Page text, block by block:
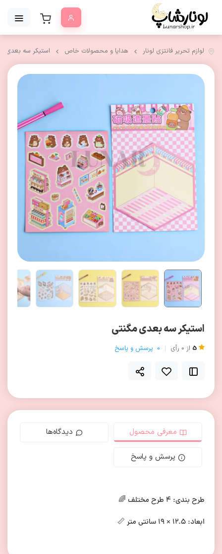
لوازم تحریر فانتزی لونار هدایا و محصولات خاص استیکر سه بعدی
استیکر سه بعدی مگنتی
5 از 0 رأی 0 پرسش و پاسخ
معرفی محصول دیدگاه‌ها
پرسش و پاسخ
طرح بندی: ۴ طرح مختلف 🌈
ابعاد: ۱۲.۵ × ۱۹ سانتی متر 📏